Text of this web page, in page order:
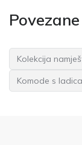
Kolekcija
Komode s